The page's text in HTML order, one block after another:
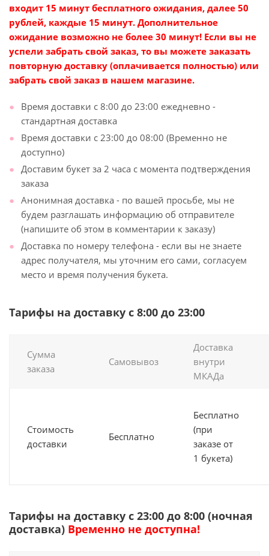
входит 15 минут бесплатного ожидания, далее 50
рублей, каждые 15 минут. Дополнительное
ожидание возможно не более 30 минут! Если вы не
успели забрать свой заказ, то вы можете заказать
повторную доставку (оплачивается полностью) или
забрать свой заказ в нашем магазине.
Время доставки с 8:00 до 23:00 ежедневно -
стандартная доставка
Время доставки с 23:00 до 08:00 (Временно не
доступно)
Доставим букет за 2 часа с момента подтверждения
заказа
Анонимная доставка - по вашей просьбе, мы не
будем разглашать информацию об отправителе
(напишите об этом в комментарии к заказу)
Доставка по номеру телефона - если вы не знаете
адрес получателя, мы уточним его сами, согласуем
место и время получения букета.
Тарифы на доставку с 8:00 до 23:00
Сумма
заказа
Самовывоз
Доставка
внутри
МКАДа
Стоимость
доставки
Бесплатно
Бесплатно
(при
заказе от
1 букета)
Тарифы на доставку с 23:00 до 8:00 (ночная
доставка) Временно не доступна!